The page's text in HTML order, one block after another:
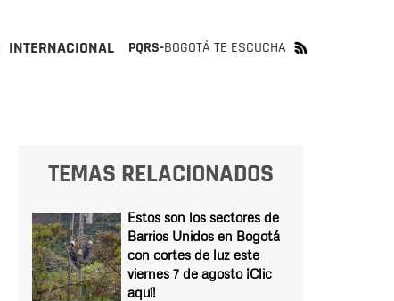
INTERNACIONAL PQRS-BOGOTÁ TE ESCUCHA
TEMAS RELACIONADOS
Estos son los sectores de
Barrios Unidos en Bogotá
con cortes de luz este
viernes 7 de agosto ¡Clic
aquí!